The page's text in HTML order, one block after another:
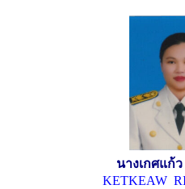
นางเกศแก้
KETKEAW